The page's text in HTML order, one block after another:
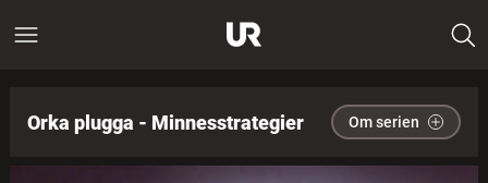
Orka plugga - Minnesstrategier Om serien